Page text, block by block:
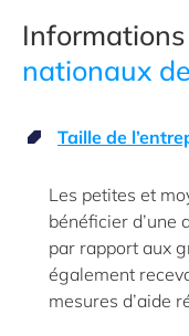
nationaux
Taille de
Les petites et
bénéficier d’une
par rapport aux
également
mesures d’aide